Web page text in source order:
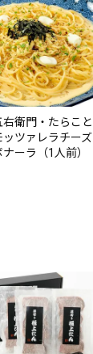
衛門・たらこと
ッツァレラチーズ
ーラ（1人前）